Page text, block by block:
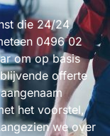
die 24/24
0496 02
om op basis
offerte
het voorstel,
we over